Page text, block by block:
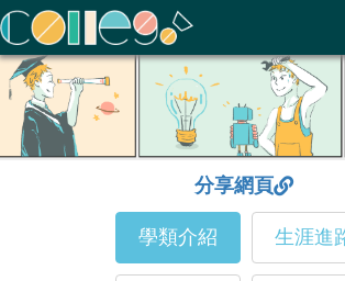
ColleGo! 大學選才與高中育才輔助系統
分享網頁
學類介紹 生涯進